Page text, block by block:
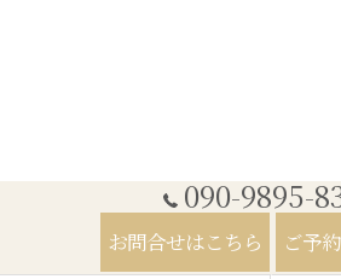
090-9895-
お問合せはこちら ご予